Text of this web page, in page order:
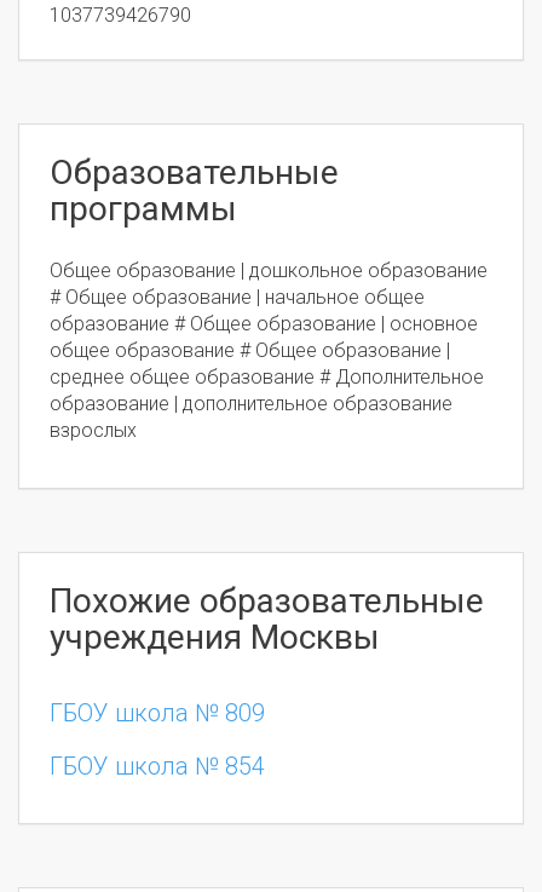
1037739426790
Образовательные
программы
Общее образование | дошкольное образование
# Общее образование | начальное общее
образование # Общее образование | основное
общее образование # Общее образование |
среднее общее образование # Дополнительное
образование | дополнительное образование
взрослых
Похожие образовательные
учреждения Москвы
ГБОУ школа № 809
ГБОУ школа № 854